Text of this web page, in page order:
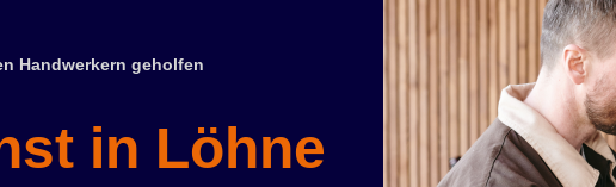
Handwerkern geholfen
in Löhne